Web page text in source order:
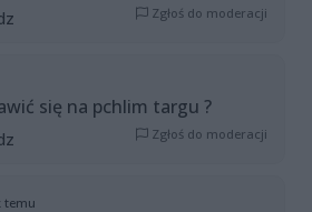
Zgłoś do moderacji
się na pchlim targu ?
Zgłoś do moderacji
temu